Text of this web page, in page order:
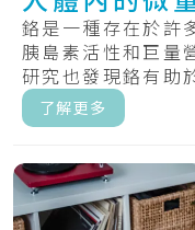
鉻是一種存在於許
胰島素活性和巨量
研究也發現鉻有助
白質.....
了解更多